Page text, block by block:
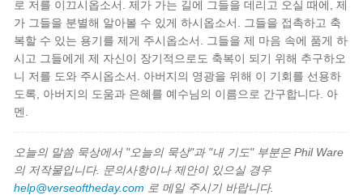
로 저를 이끄시옵소서. 제가 가는 길에 그들을 데리고 오실 때에, 제
가 그들을 분별해 알아볼 수 있게 하시옵소서. 그들을 접촉하고 축
복할 수 있는 용기를 제게 주시옵소서. 그들을 제 마음 속에 품게 하
시고 그들에게 제 자신이 장기적으로도 축복이 되기 위해 추구하오
니 저를 도와 주시옵소서. 아버지의 영광을 위해 이 기회를 선용하
도록, 아버지의 도움과 은혜를 예수님의 이름으로 간구합니다. 아
멘.
오늘의 말씀 묵상에서 "오늘의 묵상"과 "내 기도" 부분은 Phil Ware
의 저작물입니다. 문의사항이나 제안이 있으실 경우
help@verseoftheday.com 로 메일 주시기 바랍니다.